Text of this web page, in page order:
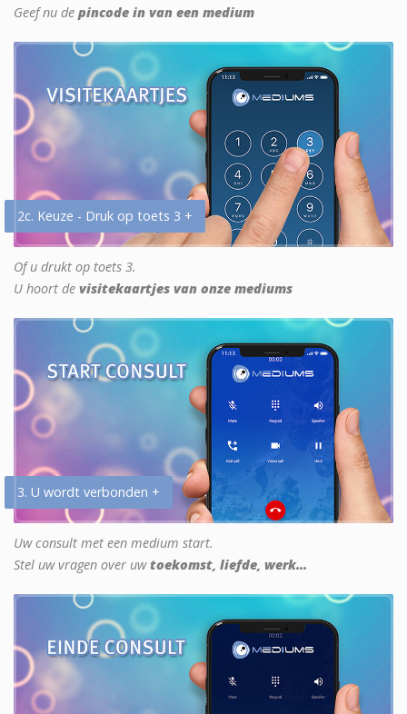
Geef nu de pincode in van een medium
2c. Keuze - Druk op toets 3 +
Of u drukt op toets 3.
U hoort de visitekaartjes van onze mediums
3. U wordt verbonden +
Uw consult met een medium start.
Stel uw vragen over uwtoekomst, liefde, werk...